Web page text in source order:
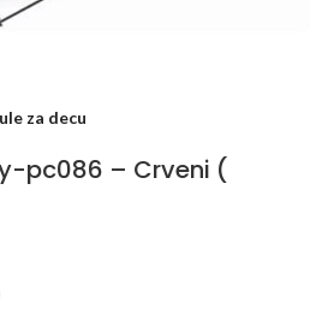
za decu
pc086 – Crveni (